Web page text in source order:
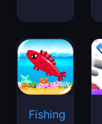
Fishing